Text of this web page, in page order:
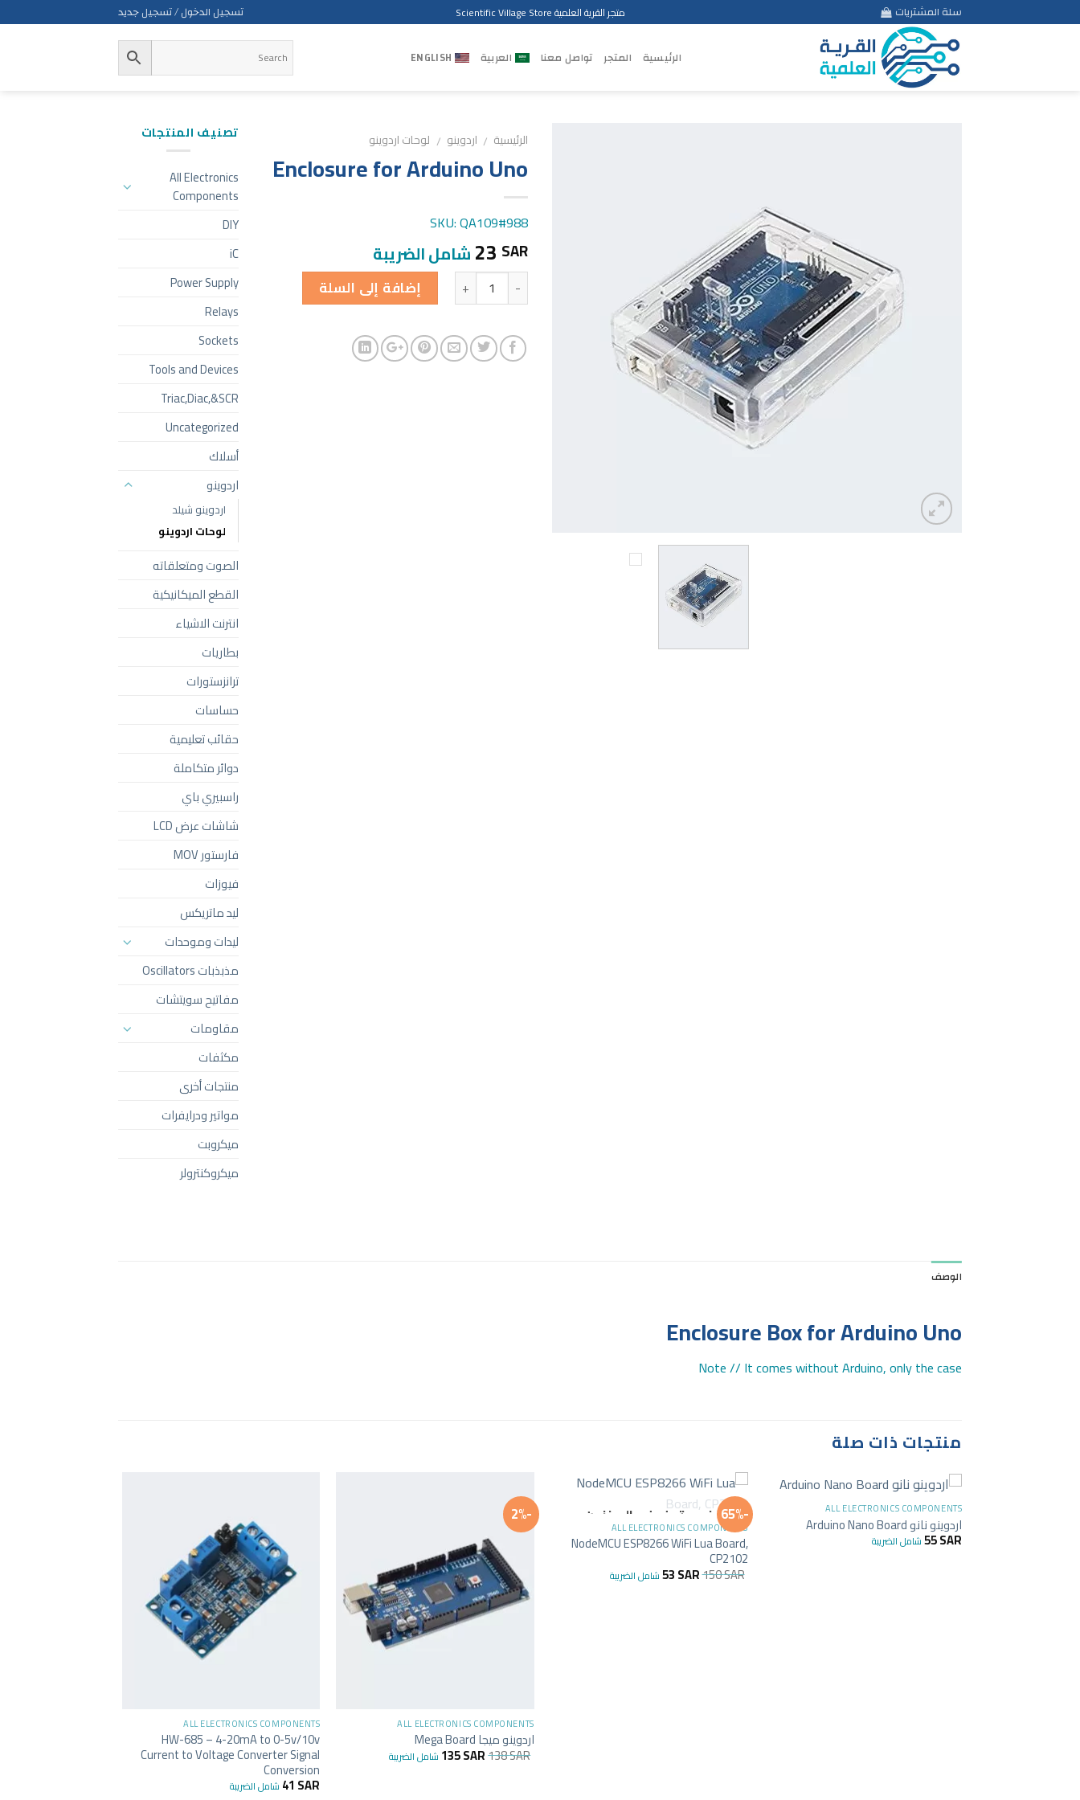
to
سلة المشتريات متجر القرية العلمية Scientific Village Store تسجيل الدخول / تسجيل جديد
الرئيسية المتجر تواصل معنا العربية ENGLISH
الرئيسية / اردوينو / لوحات اردوينو
Enclosure for Arduino Uno
SKU: QA109#988
23 SAR شامل الضريبة
الكمية إضافة إلى السلة
تصنيف المنتجات
All Electronics
Components
DIY
iC
Power Supply
Relays
Sockets
Tools and Devices
Triac,Diac,&SCR
Uncategorized
أسلاك
اردوينو
اردوينو شيلد
لوحات اردوينو
الصوت ومتعلقاته
القطع الميكانيكية
انترنت الاشياء
بطاريات
ترانزستورات
حساسات
حقائب تعليمية
دوائر متكاملة
راسبيري باي
شاشات عرض LCD
فارستور MOV
فيوزات
ليد ماتريكس
ليدات وموحدات
مذبذبات Oscillators
مفاتيح سويتشات
مقاومات
مكثفات
منتجات أخرى
مواتير ودرايفرات
ميكروبت
ميكروكنترولر
الوصف
Enclosure Box for Arduino Uno
Note // It comes without Arduino, only the case
منتجات ذات صلة
+
ALL ELECTRONICS COMPONENTS
اردوينو نانو Arduino Nano Board
55SAR شامل الضريبة
-65% غير متوفر في المخزون
ALL ELECTRONICS COMPONENTS
NodeMCU ESP8266 WiFi Lua Board,
CP2102
150SAR
53SAR شامل الضريبة
-2%
ALL ELECTRONICS COMPONENTS
اردوينو ميجا Mega Board
138SAR
135SAR شامل الضريبة
ALL ELECTRONICS COMPONENTS
HW-685 – 4-20mA to 0-5v/10v
Current to Voltage Converter Signal
Conversion
41 SAR شامل الضريبة